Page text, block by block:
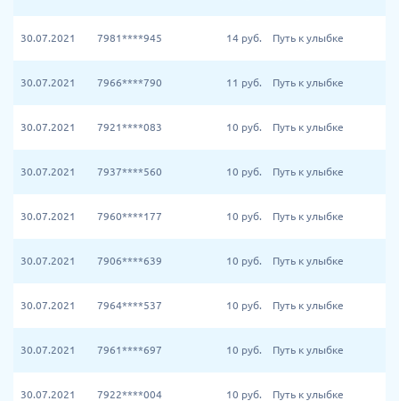
30.07.2021 7981****945 14 руб. Путь к улыбке
30.07.2021 7966****790 11 руб. Путь к улыбке
30.07.2021 7921****083 10 руб. Путь к улыбке
30.07.2021 7937****560 10 руб. Путь к улыбке
30.07.2021 7960****177 10 руб. Путь к улыбке
30.07.2021 7906****639 10 руб. Путь к улыбке
30.07.2021 7964****537 10 руб. Путь к улыбке
30.07.2021 7961****697 10 руб. Путь к улыбке
30.07.2021 7922****004 10 руб. Путь к улыбке